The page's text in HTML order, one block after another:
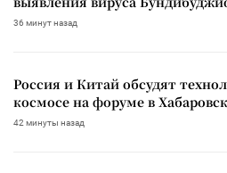
36 минут назад
Россия и Китай обсудят
космосе на форуме в
42 минуты назад